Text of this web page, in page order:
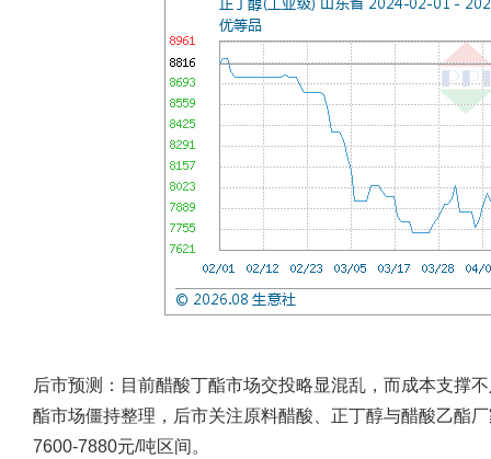
后市预测：目前醋酸丁酯市场交投略显混乱，而成本支撑
酯市场僵持整理，后市关注原料醋酸、正丁醇与醋酸乙酯
7600-7880元/吨区间。